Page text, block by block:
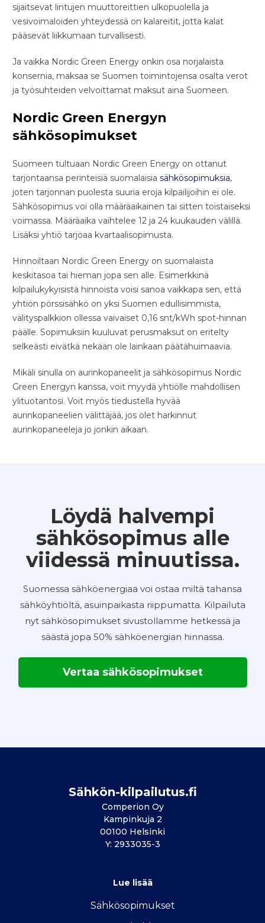
sijaitsevat lintujen muuttoreittien ulkopuolella ja
vesivoimaloiden yhteydessä on kalareitit, jotta kalat
pääsevät liikkumaan turvallisesti.
Ja vaikka Nordic Green Energy onkin osa norjalaista
konsernia, maksaa se Suomen toimintojensa osalta verot
ja työsuhteiden velvoittamat maksut aina Suomeen.
Nordic Green Energyn
sähkösopimukset
Suomeen tultuaan Nordic Green Energy on ottanut
tarjontaansa perinteisiä suomalaisia sähkösopimuksia,
joten tarjonnan puolesta suuria eroja kilpailijoihin ei ole.
Sähkösopimus voi olla määräaikainen tai sitten toistaiseksi
voimassa. Määräaika vaihtelee 12 ja 24 kuukauden välillä.
Lisäksi yhtiö tarjoaa kvartaalisopimusta.
Hinnoiltaan Nordic Green Energy on suomalaista
keskitasoa tai hieman jopa sen alle. Esimerkkinä
kilpailukykyisistä hinnoista voisi sanoa vaikkapa sen, että
yhtiön pörssisähkö on yksi Suomen edullisimmista,
välityspalkkion ollessa vaivaiset 0,16 snt/kWh spot-hinnan
päälle. Sopimuksiin kuuluvat perusmaksut on eritelty
selkeästi eivätkä nekään ole lainkaan päätähuimaavia.
Mikäli sinulla on aurinkopaneelit ja sähkösopimus Nordic
Green Energyn kanssa, voit myydä yhtiölle mahdollisen
ylituotantosi. Voit myös tiedustella hyvää
aurinkopaneelien välittäjää, jos olet harkinnut
aurinkopaneeleja jo jonkin aikaan.
Löydä halvempi
sähkösopimus alle
viidessä minuutissa.
Suomessa sähköenergiaa voi ostaa miltä tahansa
sähköyhtiöltä, asuinpaikasta riippumatta. Kilpailuta
nyt sähkösopimukset sivustollamme hetkessä ja
säästä jopa 50% sähköenergian hinnassa.
Vertaa sähkösopimukset
Sähkön-kilpailutus.fi
Comperion Oy
Kampinkuja 2
00100 Helsinki
Y: 2933035-3
Lue lisää
Sähkösopimukset